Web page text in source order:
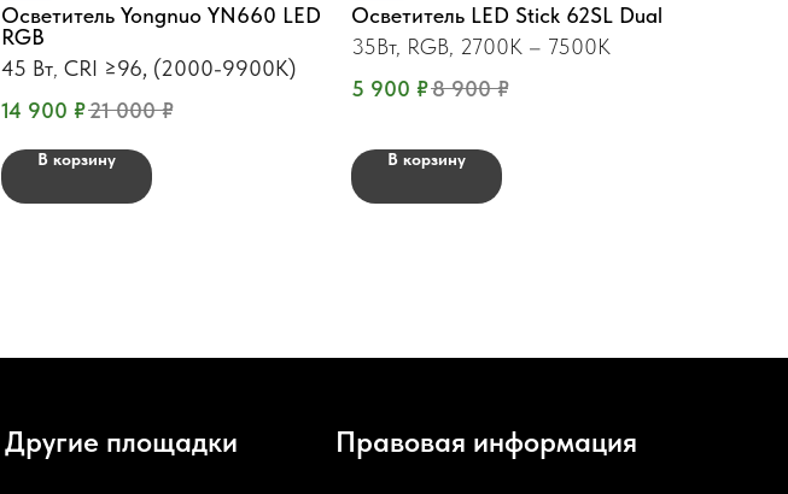
Осветитель Yongnuo YN660 LED
RGB
45 Вт CRI ≥96, (2000-9900K)
14 900 ₽21 000 ₽
В корзину
Осветитель LED Stick 62SL Dual
35Вт, RGB, 2700K – 7500K
5 900 ₽8 900 ₽
В корзину
Правовая информация
Другие площадки